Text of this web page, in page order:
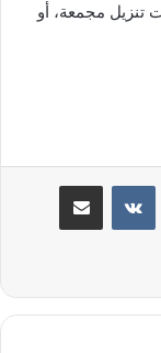
تنزيل مجمعة، أو
مشاركة عبر البريد